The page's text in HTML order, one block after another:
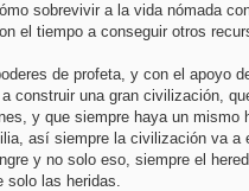
sobrevivir a la vida nómada
el tiempo a conseguir otros
de profeta, y con el apoyo
construir una gran civilización,
y que siempre haya un mismo
así siempre la civilización va a
y no solo eso, siempre el
solo las heridas.